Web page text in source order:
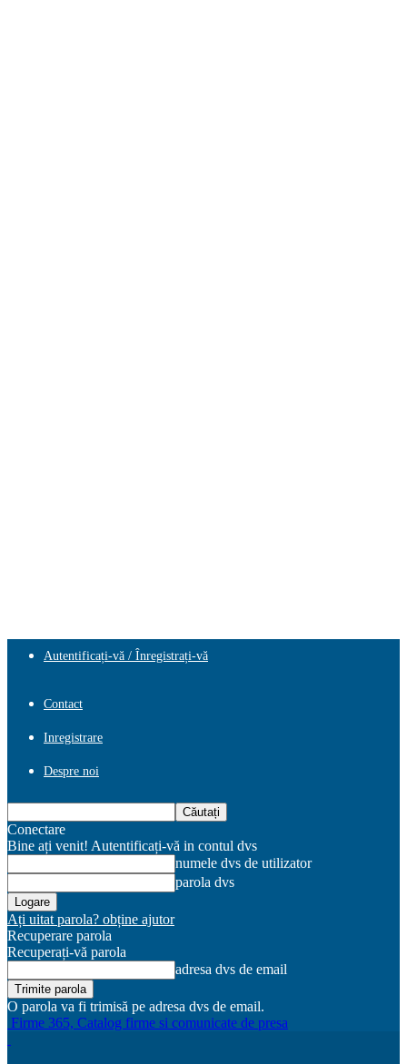
Autentificați-vă / Înregistrați-vă
Contact
Inregistrare
Despre noi
Conectare
Bine ați venit! Autentificați-vă in contul dvs
numele dvs de utilizator
parola dvs
Ați uitat parola? obține ajutor
Recuperare parola
Recuperați-vă parola
adresa dvs de email
O parola va fi trimisă pe adresa dvs de email.
Firme 365, Catalog firme si comunicate de presa